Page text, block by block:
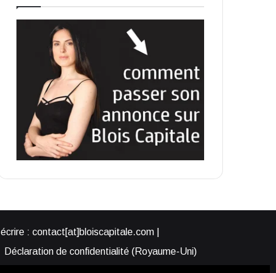
: contact[at]bloiscapitale.com |
Déclaration de confidentialité (Royaume-Uni)